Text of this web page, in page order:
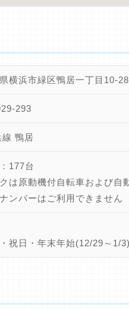
横浜市緑区鴨居一丁目10-28
293
鴨居
177台
は原動機付自転車および自
ンバーはご利用できません
祝日・年末年始(12/29～1/